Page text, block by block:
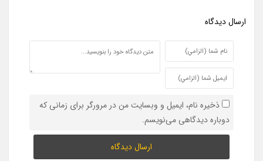
ارسال ديدگاه
ذخیره نام، ایمیل و وبسایت من در مرورگر برای زمانی که
دوباره دیدگاهی می‌نویسم.